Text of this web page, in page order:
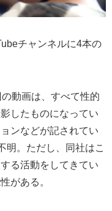
チャンネルに4本の
動画は、すべて性的
したものになってい
ンなどが記されてい
明。ただし、同社はこ
る活動をしてきてい
がある。